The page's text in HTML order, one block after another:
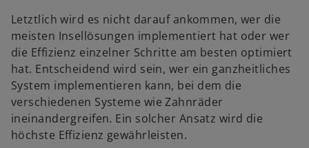
r
n
e
u
e
n
R
e
Letztlich wird es nicht darauf ankommen, wer die
meisten Insellösungen implementiert hat oder wer
die Effizienz einzelner Schritte am besten optimiert
hat. Entscheidend wird sein, wer ein ganzheitliches
System implementieren kann, bei dem die
verschiedenen Systeme wie Zahnräder
ineinandergreifen. Ein solcher Ansatz wird die
höchste Effizienz gewährleisten.